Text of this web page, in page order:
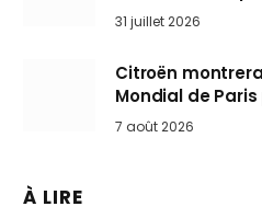
31 juillet 2026
Citroën
Mondial de
Mini désertent le
7 août 2026
À LIRE